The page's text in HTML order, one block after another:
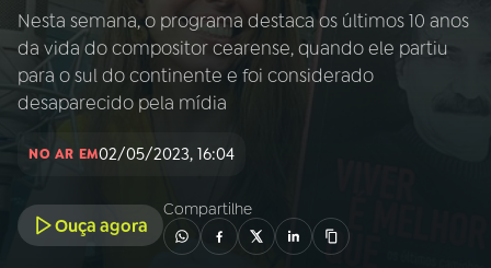
AO VIVO
INÍCIO
02A RÁDIO
03PROGRAMAÇÃO
Nesta semana, o programa destaca os últimos 10 anos
da vida do compositor cearense, quando ele partiu
para o sul do continente e foi considerado
desaparecido pela mídia
NO AR EM02/05/2023, 16:04
Ouça agora
Compartilhe